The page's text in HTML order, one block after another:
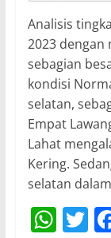
Analisis
2023 dengan
sebagian
kondisi
selatan,
Empat
Lahat
Kering.
selatan
W T